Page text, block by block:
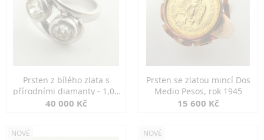
Prsten z bílého zlata s
přírodními diamanty - 1,00
ct
40 000 Kč
Prsten se zlatou mincí Dos
Medio Pesos, rok 1945
15 600 Kč
NOVÉ NOVÉ